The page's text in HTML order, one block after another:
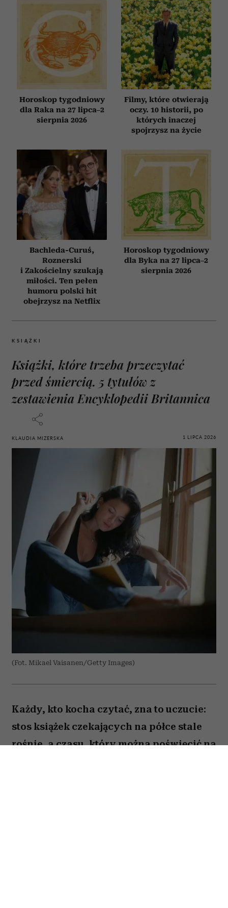
Horoskop tygodniowy
dla Raka na 27 lipca–2
sierpnia 2026
Filmy, które otwierają
oczy. 10 historii, po
których inaczej
spojrzysz na życie
Bachleda-Curuś,
Roznerski
i Zakościelny szukają
miłości. Ten pełen
humoru polski hit
obejrzysz na Netflix
Horoskop tygodniowy
dla Byka na 27 lipca–2
sierpnia 2026
KSIĄŻKI
Książki, które trzeba przeczytać
przed śmiercią. 5 tytułów z
zestawienia Encyklopedii Britannica
KLAUDIA MIZERSKA 1 LIPCA 2026
(Fot. Mikael Vaisanen/Getty Images)
Każdy, kto kocha czytać, zna to uczucie:
stos książek czekających na półce stale
rośnie, a czasu, który można poświęcić na